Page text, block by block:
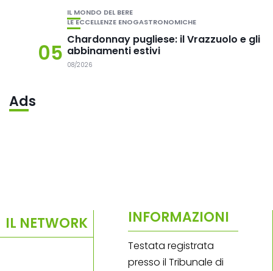
05
IL MONDO DEL BERE
LE ECCELLENZE ENOGASTRONOMICHE
Chardonnay pugliese: il Vrazzuolo e gli
abbinamenti estivi
08/2026
Ads
IL NETWORK INFORMAZIONI
Testata registrata
presso il Tribunale di